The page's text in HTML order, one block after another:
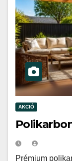
AKCIÓ
Prémium